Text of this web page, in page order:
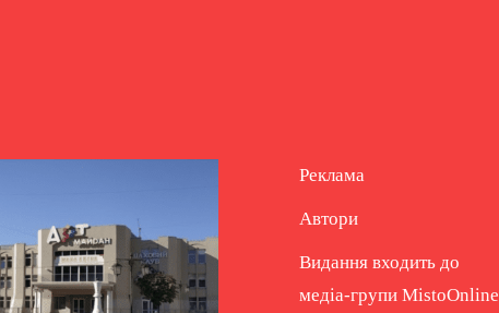
Реклама
Автори
Видання входить до
медіа-групи MistoOnline